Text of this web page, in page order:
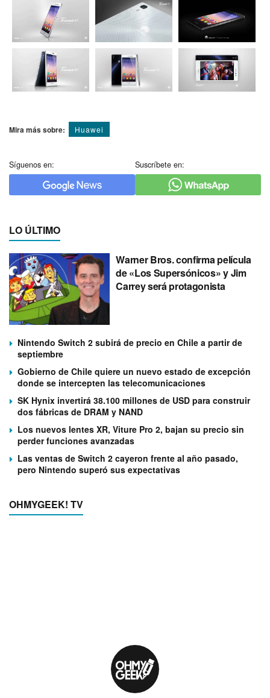
Mira más sobre: Huawei
Síguenos en: Suscríbete en:
LO ÚLTIMO
Warner Bros. confirma película
de «Los Supersónicos» y Jim
Carrey será protagonista
Nintendo Switch 2 subirá de precio en Chile a partir de
septiembre
Gobierno de Chile quiere un nuevo estado de excepción
donde se intercepten las telecomunicaciones
SK Hynix invertirá 38.100 millones de USD para construir
dos fábricas de DRAM y NAND
Los nuevos lentes XR, Viture Pro 2, bajan su precio sin
perder funciones avanzadas
Las ventas de Switch 2 cayeron frente al año pasado,
pero Nintendo superó sus expectativas
OHMYGEEK! TV